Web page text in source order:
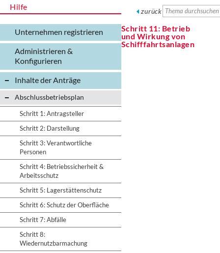
Hilfe
Unternehmen registrieren
Administrieren &
Konfigurieren
Inhalte der Anträge
Abschlussbetriebsplan
Schritt 1: Antragsteller
Schritt 2: Darstellung
Schritt 3: Verantwortliche
Personen
Schritt 4: Betriebssicherheit &
Arbeitsschutz
Schritt 5: Lagerstättenschutz
Schritt 6: Schutz der Oberfläche
Schritt 7: Abfälle
Schritt 8:
Wiedernutzbarmachung
zurück
Schritt 11: Betrieb
und Wirkung von
Schifffahrtsanlagen